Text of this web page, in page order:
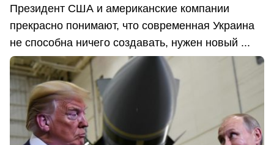
Президент США и американские компании
прекрасно понимают, что современная Украина
не способна ничего создавать, нужен новый ...